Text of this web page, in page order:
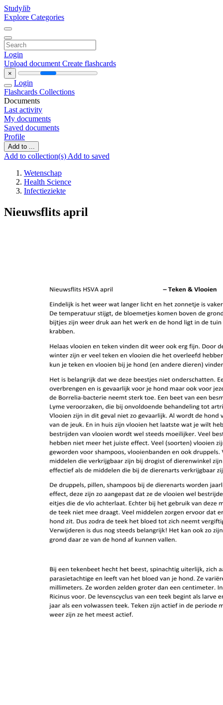
Studylib
Explore Categories
Login
Upload document Create flashcards
×
Login
Flashcards Collections
Documents
Last activity
My documents
Saved documents
Profile
Add to ...
Add to collection(s) Add to saved
Wetenschap
Health Science
Infectieziekte
Nieuwsflits april